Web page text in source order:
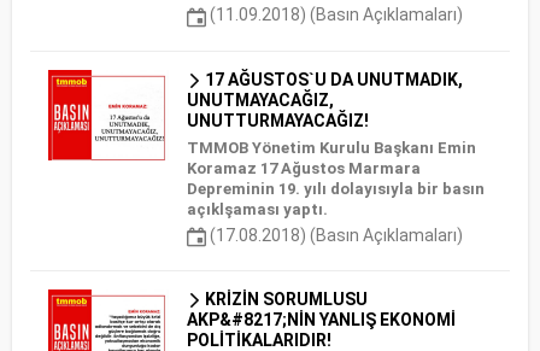
(11.09.2018) (Basın Açıklamaları)
17 AĞUSTOS`U DA UNUTMADIK,
UNUTMAYACAĞIZ,
UNUTTURMAYACAĞIZ!
TMMOB Yönetim Kurulu Başkanı Emin
Koramaz 17 Ağustos Marmara
Depreminin 19. yılı dolayısıyla bir basın
açıklşaması yaptı.
(17.08.2018) (Basın Açıklamaları)
KRİZİN SORUMLUSU
AKP&#8217;NİN YANLIŞ EKONOMİ
POLİTİKALARIDIR!